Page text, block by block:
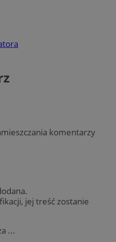
komentarzy
jej treść zostanie
...